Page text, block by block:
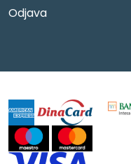
Odjava